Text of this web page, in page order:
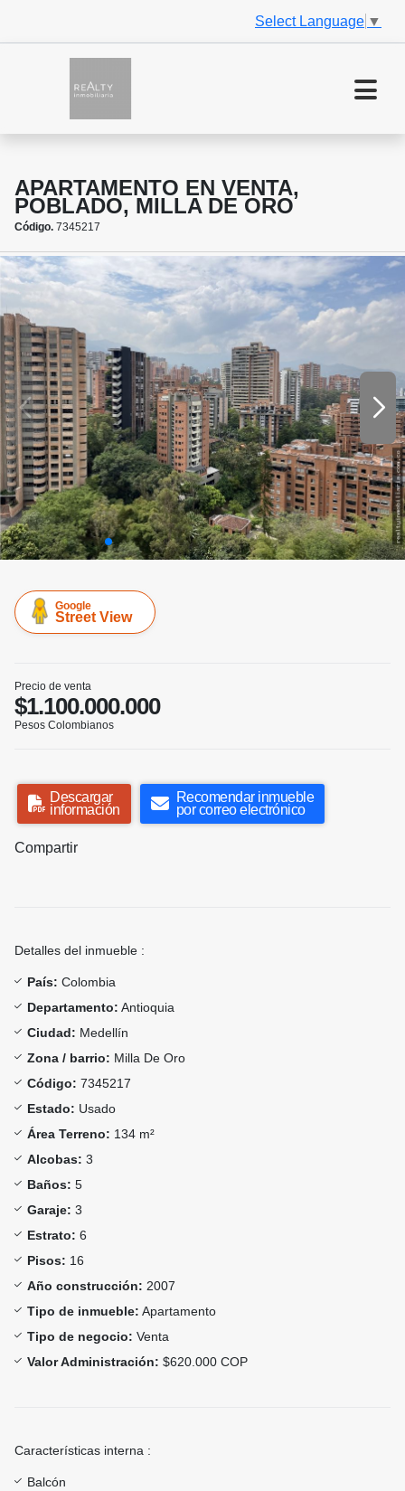
Select Language ▼
APARTAMENTO EN VENTA,
POBLADO, MILLA DE ORO
Código. 7345217
Google
Street View
Precio de venta
$1.100.000.000
Pesos Colombianos
Descargar
información
Recomendar inmueble
por correo electrónico
Compartir
Detalles del inmueble :
País: Colombia
Departamento: Antioquia
Ciudad: Medellín
Zona / barrio: Milla De Oro
Código: 7345217
Estado: Usado
Área Terreno: 134 m²
Alcobas: 3
Baños: 5
Garaje: 3
Estrato: 6
Pisos: 16
Año construcción: 2007
Tipo de inmueble: Apartamento
Tipo de negocio: Venta
Valor Administración: $620.000 COP
Características interna :
Balcón